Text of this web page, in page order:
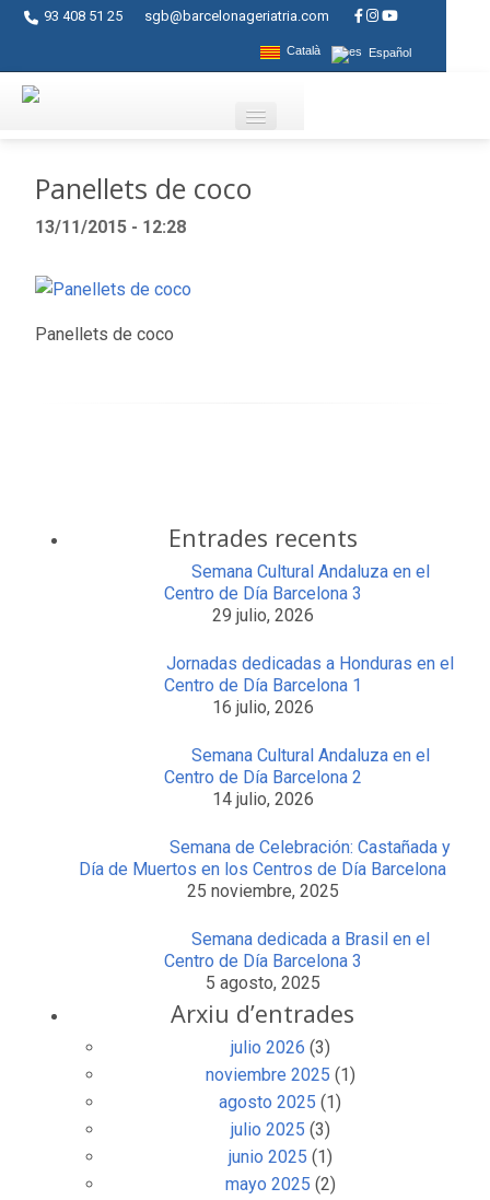
93 408 51 25 sgb@barcelonageriatria.com
Català Español
Servicios
Panellets de coco
13/11/2015 - 12:28
Panellets de coco
Entrades recents
Semana Cultural Andaluza en el
Centro de Día Barcelona 3
29 julio, 2026
Jornadas dedicadas a Honduras en el
Centro de Día Barcelona 1
16 julio, 2026
Semana Cultural Andaluza en el
Centro de Día Barcelona 2
14 julio, 2026
Semana de Celebración: Castañada y
Día de Muertos en los Centros de Día Barcelona
25 noviembre, 2025
Semana dedicada a Brasil en el
Centro de Día Barcelona 3
5 agosto, 2025
Arxiu d’entrades
julio 2026 (3)
noviembre 2025 (1)
agosto 2025 (1)
julio 2025 (3)
junio 2025 (1)
mayo 2025 (2)